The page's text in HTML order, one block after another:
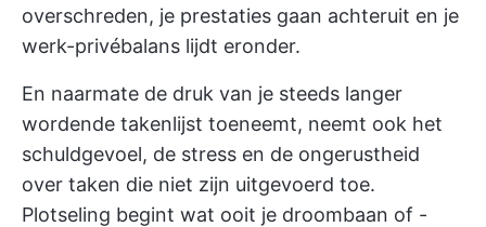
overschreden, je prestaties gaan achteruit en je
werk-privébalans lijdt eronder.
En naarmate de druk van je steeds langer
wordende takenlijst toeneemt, neemt ook het
schuldgevoel, de stress en de ongerustheid
over taken die niet zijn uitgevoerd toe.
Plotseling begint wat ooit je droombaan of -